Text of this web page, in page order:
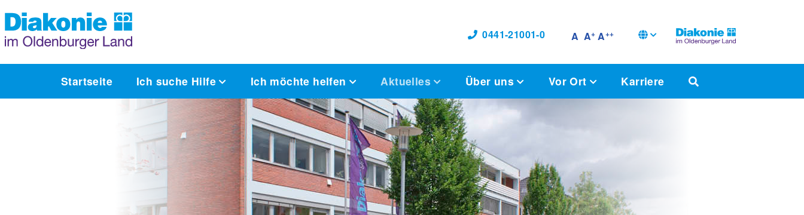
0441-21001-0 A A+ A++
Startseite Ich suche Hilfe Ich möchte helfen Aktuelles Über uns Vor Ort Karriere